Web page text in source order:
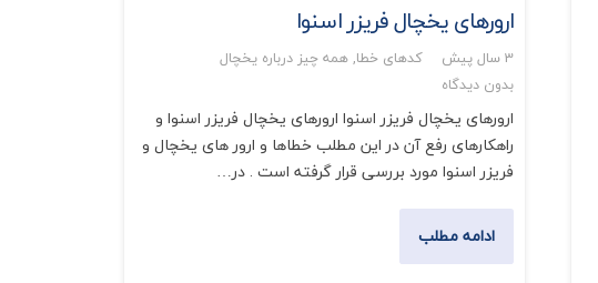
ارورهای یخچال فریزر اسنوا
3 سال پیش کدهای خطا,همه چیز درباره یخچال
بدون دیدگاه
ارورهای یخچال فریزر اسنوا ارورهای یخچال فریزر اسنوا و
راهکارهای رفع آن در این مطلب خطاها و ارور های یخچال و
فریزر اسنوا مورد بررسی قرار گرفته است . در…
ادامه مطلب